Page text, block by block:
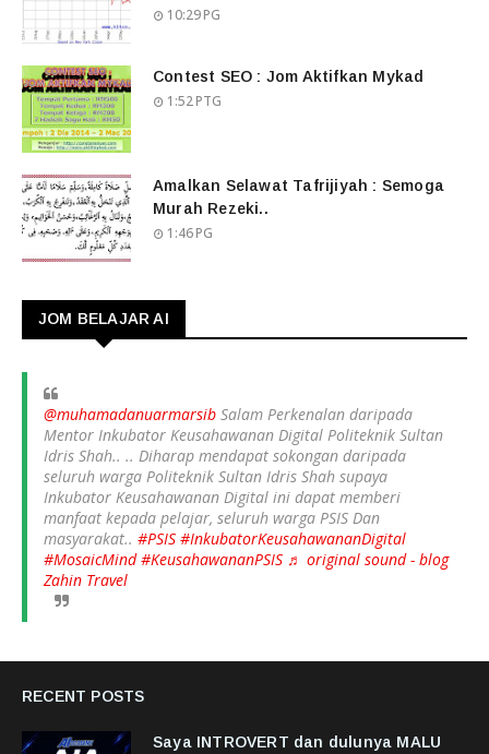
10:29 PG
Contest SEO : Jom Aktifkan Mykad
1:52 PTG
Amalkan Selawat Tafrijiyah : Semoga
Murah Rezeki..
1:46 PG
JOM BELAJAR AI
@muhamadanuarmarsib Salam Perkenalan daripada
Mentor Inkubator Keusahawanan Digital Politeknik Sultan
Idris Shah.. .. Diharap mendapat sokongan daripada
seluruh warga Politeknik Sultan Idris Shah supaya
Inkubator Keusahawanan Digital ini dapat memberi
manfaat kepada pelajar, seluruh warga PSIS Dan
masyarakat.. #PSIS #InkubatorKeusahawananDigital
#MosaicMind #KeusahawananPSIS ♬ original sound - blog
Zahin Travel
RECENT POSTS
Saya INTROVERT dan dulunya MALU